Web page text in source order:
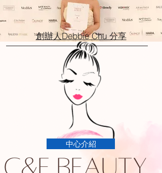
創辦人Debbie Chu 分享
中心介紹